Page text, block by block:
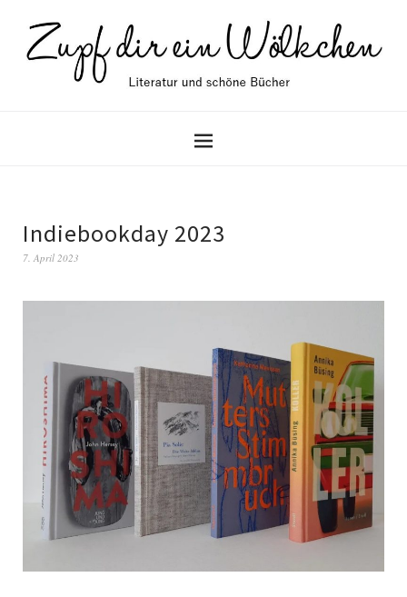
Indiebookday 2023
7. April 2023